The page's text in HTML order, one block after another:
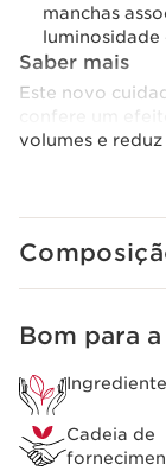
manchas
luminosidade
Saber mais
Este novo
volumes e
O precioso
adipócitos,
induzida pelos
do rosto são
preservada.
PERÍCIA
SALTAR PARA
Bom para
Cadeia de